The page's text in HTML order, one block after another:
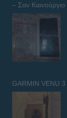
– Σαν
GARMIN VENU 3